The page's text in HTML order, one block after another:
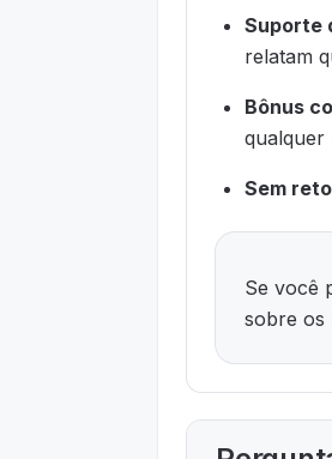
Suporte
relatam
Bônus
qualquer
Sem
Se você
sobre os